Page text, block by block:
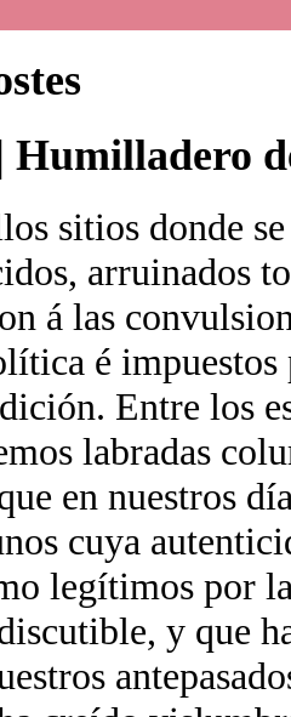
Humilladero
sitios donde
arruinados
á las
é
Entre los
labradas
en nuestros
cuya
legítimos por
y que